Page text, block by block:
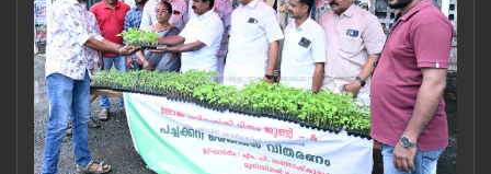
OBITUARY
NEWS 360
CASE DIARY